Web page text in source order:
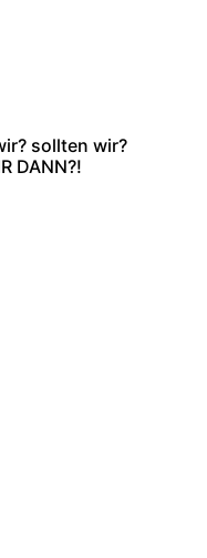
sollten wir?
DANN?!